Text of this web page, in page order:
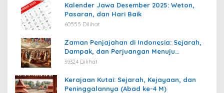
Kalender Jawa Desember 2025: Weton,
Pasaran, dan Hari Baik
60555 Dilihat
Zaman Penjajahan di Indonesia: Sejarah,
Dampak, dan Perjuangan Menuju
Kemerdekaan
39324 Dilihat
Kerajaan Kutai: Sejarah, Kejayaan, dan
Peninggalannya (Abad ke-4 M)